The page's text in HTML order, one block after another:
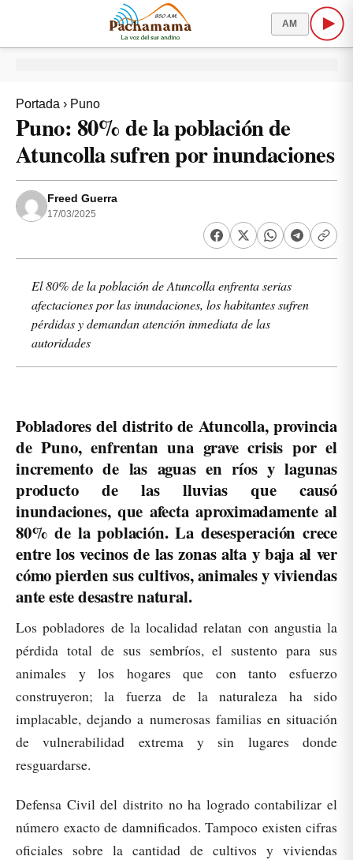
AM
Portada › Puno
Puno: 80% de la población de
Atuncolla sufren por inundaciones
Freed Guerra
17/03/2025
El 80% de la población de Atuncolla enfrenta serias
afectaciones por las inundaciones, los habitantes sufren
pérdidas y demandan atención inmediata de las
autoridades
Pobladores del distrito de Atuncolla, provincia
de Puno, enfrentan una grave crisis por el
incremento de las aguas en ríos y lagunas
producto de las lluvias que causó
inundaciones, que afecta aproximadamente al
80% de la población. La desesperación crece
entre los vecinos de las zonas alta y baja al ver
cómo pierden sus cultivos, animales y viviendas
ante este desastre natural.
Los pobladores de la localidad relatan con angustia la
pérdida total de sus sembríos, el sustento para sus
animales y los hogares que con tanto esfuerzo
construyeron; la fuerza de la naturaleza ha sido
implacable, dejando a numerosas familias en situación
de vulnerabilidad extrema y sin lugares donde
resguardarse.
Defensa Civil del distrito no ha logrado contabilizar el
número exacto de damnificados. Tampoco existen cifras
oficiales sobre la cantidad de cultivos y viviendas